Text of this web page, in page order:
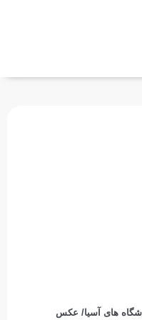
های آسیا/ عکس